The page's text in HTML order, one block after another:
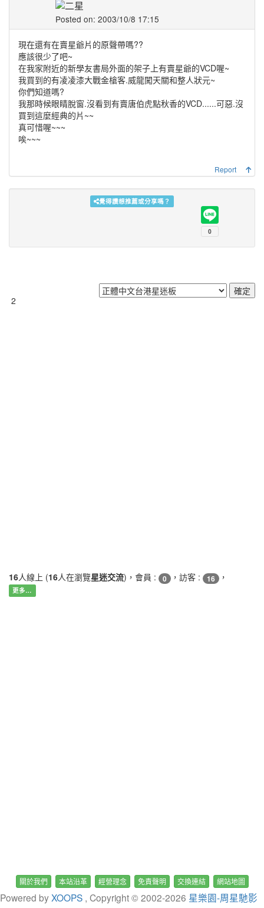
Posted on: 2003/10/8 17:15
現在還有在賣星爺片的原聲帶嗎??
應該很少了吧~
在我家附近的新學友書局外面的架子上有賣星爺的VCD喔~
我買到的有凌凌漆大戰金槍客.威龍闖天關和整人狀元~
你們知道嗎?
我那時候眼睛脫窗.沒看到有賣唐伯虎點秋香的VCD......可惡.沒
買到這麼經典的片~~
真可惜喔~~~
唉~~~
Report
覺得讚想推薦或分享嗎？
2
16人線上 (16人在瀏覽星迷交流)，會員 : 0 ，訪客 : 16 ，
更多…
關於我們 本站沿革 經營理念 免責聲明 交換連結 網站地圖
Powered byXOOPS , Copyright © 2002-2026 星樂園-周星馳影